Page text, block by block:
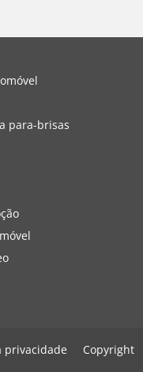
para-brisas
privacidade Copyright